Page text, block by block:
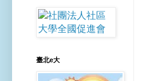
臺北e大